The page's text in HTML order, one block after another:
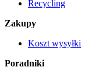
Recycling
Zakupy
Koszt wysyłki
Poradniki